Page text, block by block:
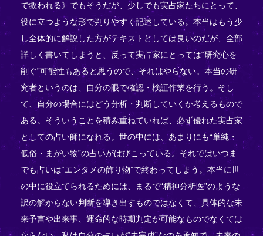
で救われる》でもそうだが、少しでも実占家たちにとって、
役に立つような形で判りやすく記述している。本当はもう少
し全体的に解説した方がテキストとしては良いのだが、全部
詳しく書いてしまうと、反って実占家にとっては“研究心を
削ぐ”可能性もあると思うので、それはやらない。本当の研
究者というのは、自分の眼で確認・検証作業を行う。そし
て、自分の場合にはどう分析・判断していくか考えるもので
ある。そういうことを積み重ねていれば、必ず優れた実占家
としての占い師になれる。世の中には、あまりにも“単純・
低俗・まがい物”の占いがはびこっている。それではいつま
でも占いは“エンタメの飾り物”で終わってしまう。本当に世
の中に役立てられるためには、まるで“精神分析医”のような
訳の解からない判断を導き出すものではなくて、具体的な未
来予言や出来事、運命的な時期判定が可能なものでなくては